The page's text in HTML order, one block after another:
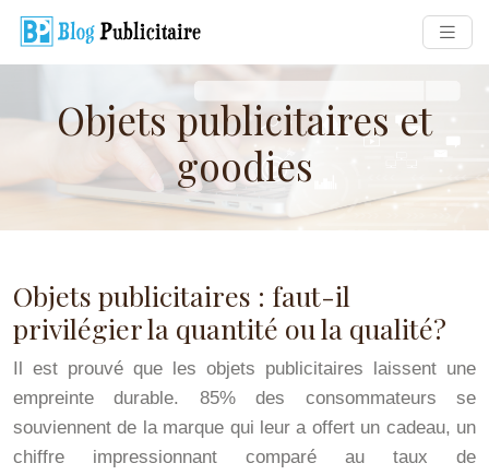
Objets publicitaires et
goodies
Objets publicitaires : faut-il
privilégier la quantité ou la qualité?
Il est prouvé que les objets publicitaires laissent une
empreinte durable. 85% des consommateurs se
souviennent de la marque qui leur a offert un cadeau, un
chiffre impressionnant comparé au taux de